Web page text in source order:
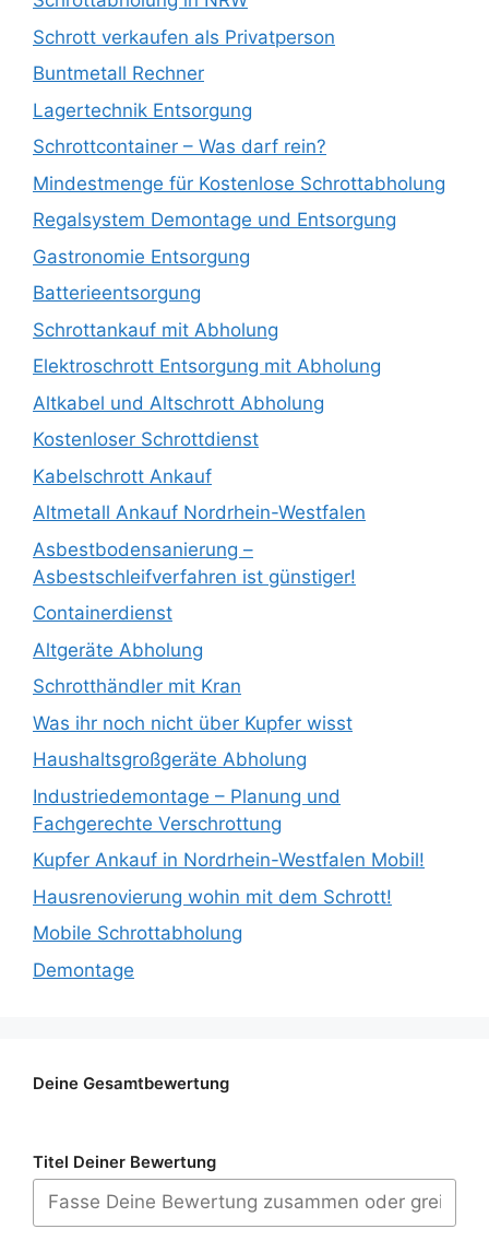
Schrott verkaufen als Privatperson
Buntmetall Rechner
Lagertechnik Entsorgung
Schrottcontainer – Was darf rein?
Mindestmenge für Kostenlose Schrottabholung
Regalsystem Demontage und Entsorgung
Gastronomie Entsorgung
Batterieentsorgung
Schrottankauf mit Abholung
Elektroschrott Entsorgung mit Abholung
Altkabel und Altschrott Abholung
Kostenloser Schrottdienst
Kabelschrott Ankauf
Altmetall Ankauf Nordrhein-Westfalen
Asbestbodensanierung –
Asbestschleifverfahren ist günstiger!
Containerdienst
Altgeräte Abholung
Schrotthändler mit Kran
Was ihr noch nicht über Kupfer wisst
Haushaltsgroßgeräte Abholung
Industriedemontage – Planung und
Fachgerechte Verschrottung
Kupfer Ankauf in Nordrhein-Westfalen Mobil!
Hausrenovierung wohin mit dem Schrott!
Mobile Schrottabholung
Demontage
Deine Gesamtbewertung
Titel Deiner Bewertung